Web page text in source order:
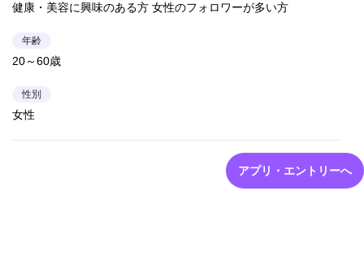
健康・美容に興味のある方 女性のフォロワーが多い方
年齢
20～60歳
性別
女性
アプリ・エントリーへ